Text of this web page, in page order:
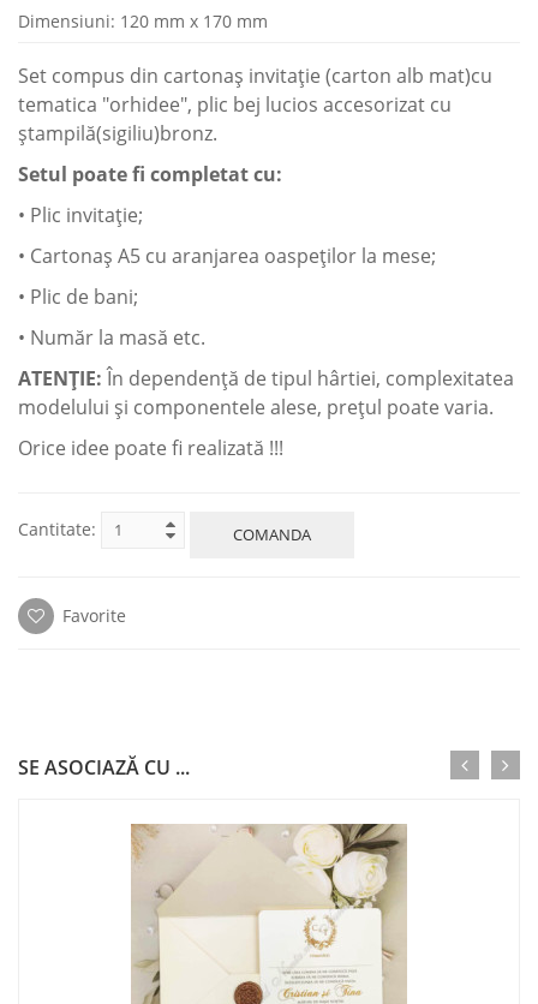
Dimensiuni: 120 mm x 170 mm
Set compus din cartonaş invitaţie (carton alb mat)cu
tematica "orhidee", plic bej lucios accesorizat cu
ştampilă(sigiliu)bronz.
Setul poate fi completat cu:
• Plic invitaţie;
• Cartonaş A5 cu aranjarea oaspeţilor la mese;
• Plic de bani;
• Număr la masă etc.
ATENŢIE:În dependenţă de tipul hârtiei, complexitatea
modelului şi componentele alese, preţul poate varia.
Orice idee poate fi realizată !!!
Cantitate: COMANDA
Favorite
SE ASOCIAZĂ CU ...